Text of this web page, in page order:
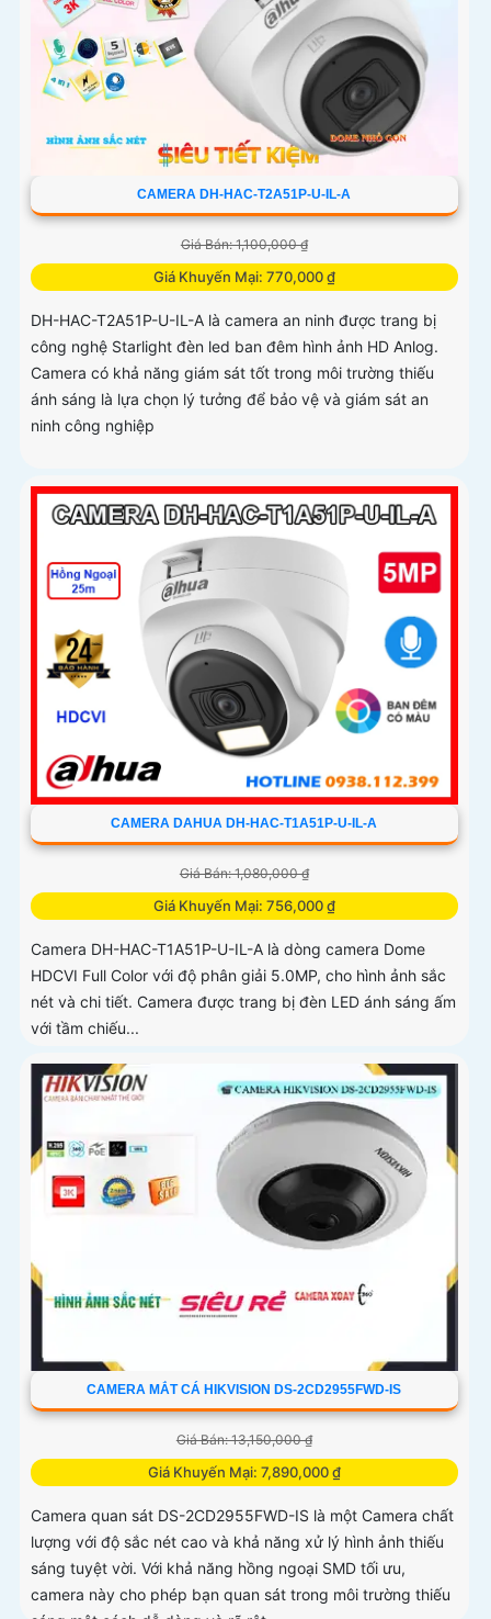
CAMERA DH-HAC-T2A51P-U-IL-A
Giá Bán: 1,100,000 ₫
Giá Khuyến Mại: 770,000 ₫
DH-HAC-T2A51P-U-IL-A là camera an ninh được trang bị
công nghệ Starlight đèn led ban đêm hình ảnh HD Anlog.
Camera có khả năng giám sát tốt trong môi trường thiếu
ánh sáng là lựa chọn lý tưởng để bảo vệ và giám sát an
ninh công nghiệp
CAMERA DAHUA DH-HAC-T1A51P-U-IL-A
Giá Bán: 1,080,000 ₫
Giá Khuyến Mại: 756,000 ₫
Camera DH-HAC-T1A51P-U-IL-A là dòng camera Dome
HDCVI Full Color với độ phân giải 5.0MP, cho hình ảnh sắc
nét và chi tiết. Camera được trang bị đèn LED ánh sáng ấm
với tầm chiếu...
CAMERA MẮT CÁ HIKVISION DS-2CD2955FWD-IS
Giá Bán: 13,150,000 ₫
Giá Khuyến Mại: 7,890,000 ₫
Camera quan sát DS-2CD2955FWD-IS là một Camera chất
lượng với độ sắc nét cao và khả năng xử lý hình ảnh thiếu
sáng tuyệt vời. Với khả năng hồng ngoại SMD tối ưu,
camera này cho phép bạn quan sát trong môi trường thiếu